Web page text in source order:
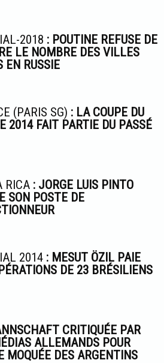
2018 : POUTINE REFUSE DE
LE NOMBRE DES VILLES
EN RUSSIE
(PARIS SG) : LA COUPE DU
2014 FAIT PARTIE DU PASSÉ
RICA : JORGE LUIS PINTO
SON POSTE DE
2014 : MESUT ÖZIL PAIE
DE 23 BRÉSILIENS
CRITIQUÉE PAR
ALLEMANDS POUR
MOQUÉE DES ARGENTINS